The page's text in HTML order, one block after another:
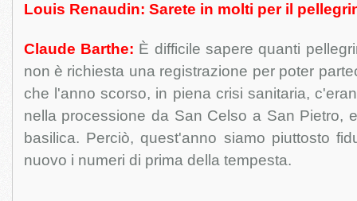
Louis Renaudin: Sarete in molti per il
Claude Barthe: È difficile sapere quanti
non è richiesta una registrazione per poter
che l'anno scorso, in piena crisi sanitaria,
nella processione da San Celso a San Pietro,
basilica. Perciò, quest'anno siamo piuttosto
nuovo i numeri di prima della tempesta.